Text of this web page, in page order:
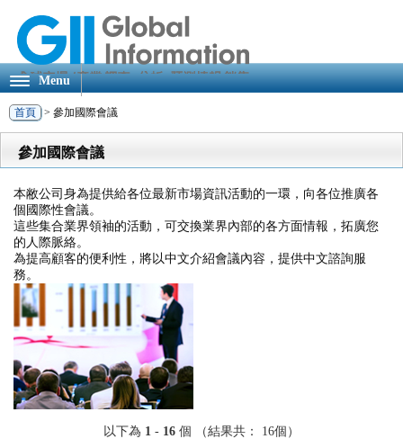
Menu
首頁 > 參加國際會議
參加國際會議
本敝公司身為提供給各位最新市場資訊活動的一環，向各位推廣各
個國際性會議。
這些集合業界領袖的活動，可交換業界內部的各方面情報，拓廣您
的人際脈絡。
為提高顧客的便利性，將以中文介紹會議內容，提供中文諮詢服
務。
以下為 1 - 16 個 （結果共： 16個）